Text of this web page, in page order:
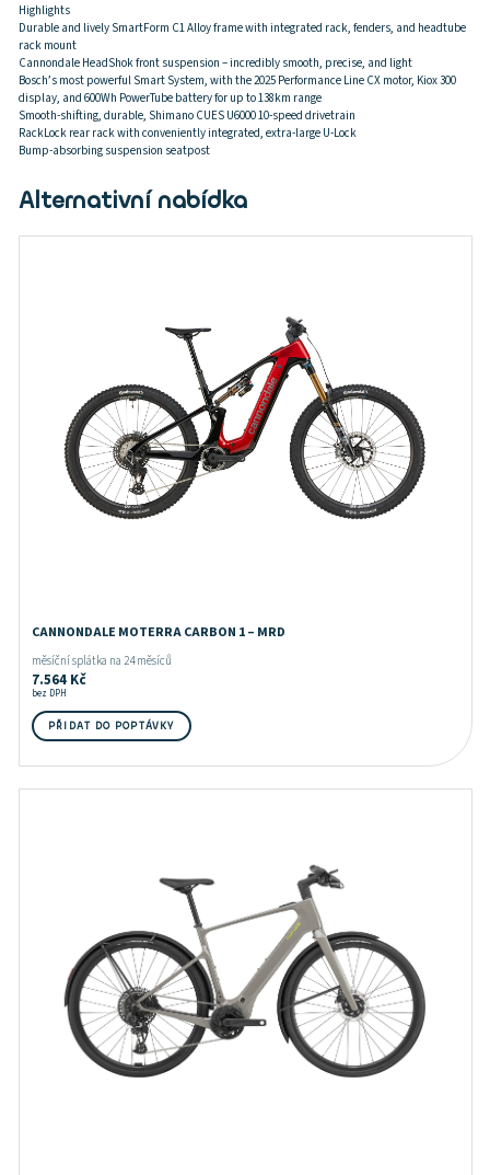
Highlights
Durable and lively SmartForm C1 Alloy frame with integrated rack, fenders, and headtube
rack mount
Cannondale HeadShok front suspension – incredibly smooth, precise, and light
Bosch’s most powerful Smart System, with the 2025 Performance Line CX motor, Kiox 300
display, and 600Wh PowerTube battery for up to 138km range
Smooth-shifting, durable, Shimano CUES U6000 10-speed drivetrain
RackLock rear rack with conveniently integrated, extra-large U-Lock
Bump-absorbing suspension seatpost
Alternativní nabídka
CANNONDALE MOTERRA CARBON 1 – MRD
měsíční splátka na 24 měsíců
7.564 Kč
bez DPH
PŘIDAT DO POPTÁVKY